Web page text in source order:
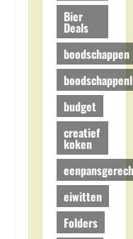
Bier
Deals
boodschappen
budget
creatief
koken
eiwitten
Folders